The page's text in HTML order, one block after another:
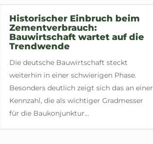
Historischer Einbruch beim
Zementverbrauch:
Bauwirtschaft wartet auf die
Trendwende
Die deutsche Bauwirtschaft steckt
weiterhin in einer schwierigen Phase.
Besonders deutlich zeigt sich das an einer
Kennzahl, die als wichtiger Gradmesser
für die Baukonjunktur...